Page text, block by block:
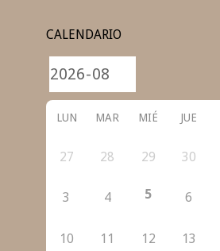
CALENDARIO
LUN MAR MIÉ JUE
27 28 29 30
3 4 5 6
10 11 12 13